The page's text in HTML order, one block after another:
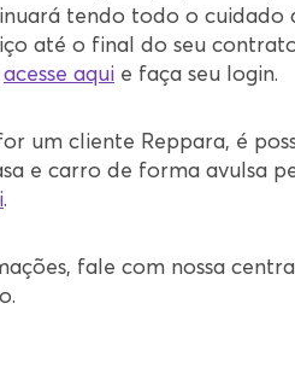
tendo todo o cuidado
até o final do seu
acesse aqui e faça seu login.
um cliente Reppara, é
e carro de forma avulsa
.
fale com nossa